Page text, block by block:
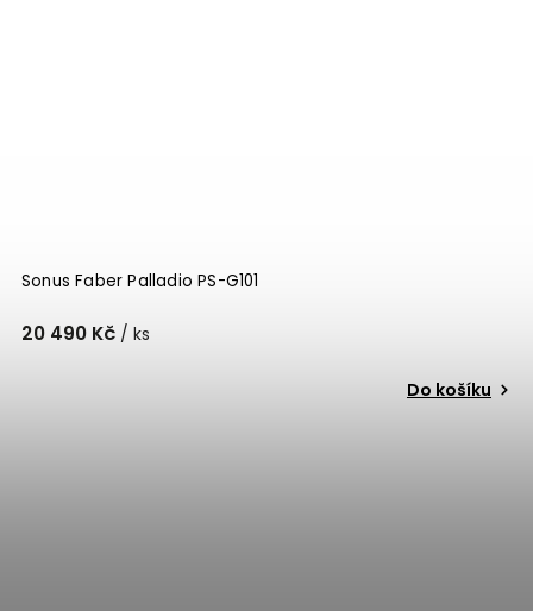
Sonus Faber Palladio PS-G101
20 490 Kč / ks
Do košíku